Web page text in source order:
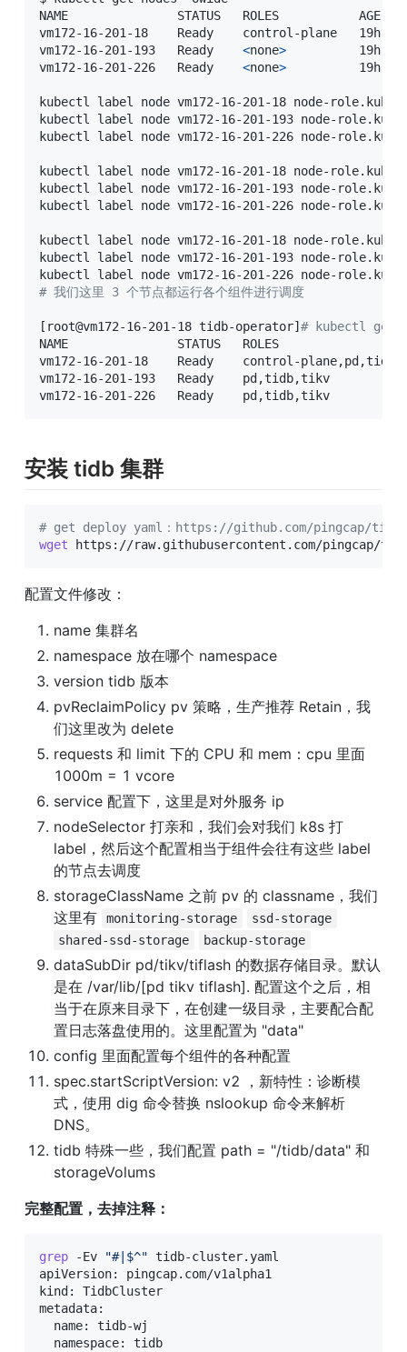
NAME               STATUS   ROLES           AGE
vm172-16-201-18    Ready    control-plane
vm172-16-201-193   Ready <none>
19h
vm172-16-201-226   Ready <none>
19h
kubectl label node vm172-16-201-18 node-
kubectl label node vm172-16-201-193 node-
kubectl label node vm172-16-201-226 node-
kubectl label node vm172-16-201-18 node-
kubectl label node vm172-16-201-193 node-
kubectl label node vm172-16-201-226 node-
kubectl label node vm172-16-201-18 node-
kubectl label node vm172-16-201-193 node-
kubectl label node vm172-16-201-226 node-
# 我们这里 3 个节点都运行各个组件进行调度
[ root@vm172-16-201-18 tidb-operator] # kubectl get
NAME               STATUS   ROLES
vm172-16-201-18    Ready    control-
vm172-16-201-193   Ready    pd,tidb,tikv
vm172-16-201-226   Ready    pd,tidb,tikv
安装 tidb 集群
# get deploy yaml：https://github.com/pingcap/tidb-
wget https://raw.githubusercontent.com/pingcap/
配置文件修改：
name 集群名
namespace 放在哪个 namespace
version tidb 版本
pvReclaimPolicy pv 策略，生产推荐 Retain，我
们这里改为 delete
requests 和 limit 下的 CPU 和 mem：cpu 里面
1000m = 1 vcore
service 配置下，这里是对外服务 ip
nodeSelector 打亲和，我们会对我们 k8s 打
label，然后这个配置相当于组件会往有这些 label
的节点去调度
storageClassName 之前 pv 的 classname，我们
这里有
monitoring-storage
ssd-storage
shared-ssd-storage
backup-storage
dataSubDir pd/tikv/tiflash 的数据存储目录。默认
是在 /var/lib/[pd tikv tiflash]. 配置这个之后，相
当于在原来目录下，在创建一级目录，主要配合配
置日志落盘使用的。这里配置为 "data"
config 里面配置每个组件的各种配置
spec.startScriptVersion: v2 ，新特性：诊断模
式，使用 dig 命令替换 nslookup 命令来解析
DNS。
tidb 特殊一些，我们配置 path = "/tidb/data" 和
storageVolums
完整配置，去掉注释：
grep -Ev "#|$^" tidb-cluster.yaml
apiVersion: pingcap.com/v1alpha1
kind: TidbCluster
metadata:
  name: tidb-wj
  namespace: tidb